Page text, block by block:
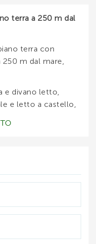
terra a 250 m dal
terra con
m dal mare,
e divano letto,
e letto a castello,